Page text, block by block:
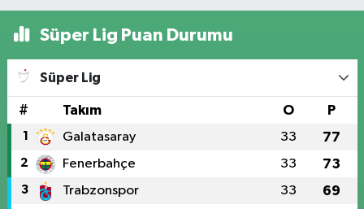
Süper Lig Puan Durumu
Süper Lig
# Takım O P
1 Galatasaray 33 77
2 Fenerbahçe 33 73
3 Trabzonspor 33 69